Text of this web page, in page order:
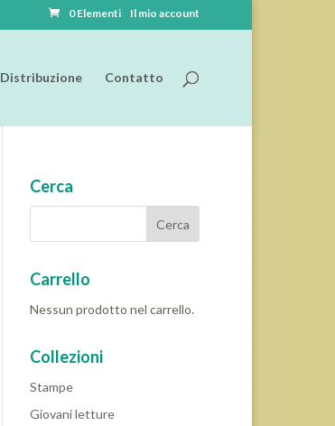
Il mio account
0 Elementi
Distribuzione Contatto
Cerca
Carrello
Nessun prodotto nel carrello.
Collezioni
Stampe
Giovani letture